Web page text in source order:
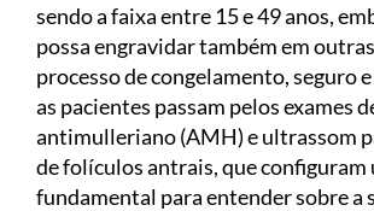
sendo a faixa entre 15 e 49 anos,
possa engravidar também em
processo de congelamento, seguro
as pacientes passam pelos exames
antimulleriano (AMH) e ultrassom
de folículos antrais, que configuram
fundamental para entender sobre a